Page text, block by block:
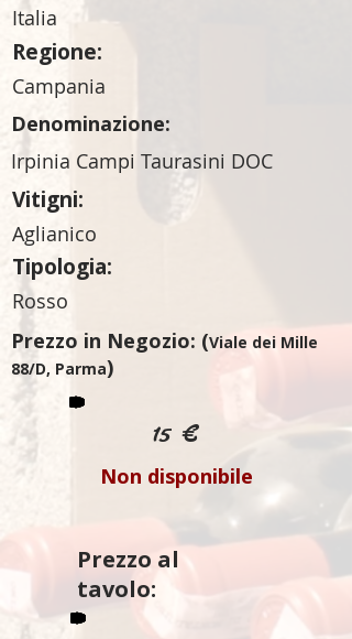
Italia
Regione:
Campania
Denominazione:
Irpinia Campi Taurasini DOC
Vitigni:
Aglianico
Tipologia:
Rosso
Prezzo in Negozio: (Viale dei Mille
88/D, Parma)
15 €
Non disponibile
Prezzo al
tavolo: